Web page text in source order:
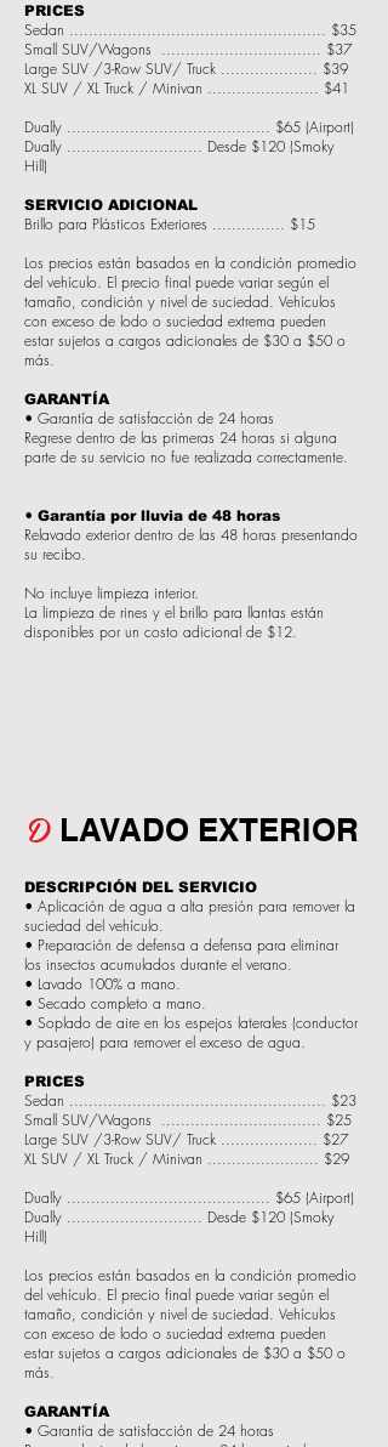
PRICES
Sedan ..................................................... $35
Small SUV/Wagons ................................. $37
Large SUV /3-Row SUV/ Truck .................... $39
XL SUV / XL Truck / Minivan ....................... $41
Dually .......................................... $65 (Airport)
Dually ............................ Desde $120 (Smoky
Hill)
SERVICIO ADICIONAL
Brillo para Plásticos Exteriores ............... $15
Los precios están basados en la condición promedio
del vehículo. El precio final puede variar según el
tamaño, condición y nivel de suciedad. Vehículos
con exceso de lodo o suciedad extrema pueden
estar sujetos a cargos adicionales de $30 a $50 o
más.
GARANTÍA
• Garantía de satisfacción de 24 horas
Regrese dentro de las primeras 24 horas si alguna
parte de su servicio no fue realizada correctamente.
• Garantía por lluvia de 48 horas
Relavado exterior dentro de las 48 horas presentando
su recibo.
No incluye limpieza interior.
La limpieza de rines y el brillo para llantas están
disponibles por un costo adicional de $12.
D LAVADO EXTERIOR
DESCRIPCIÓN DEL SERVICIO
• Aplicación de agua a alta presión para remover la
suciedad del vehículo.
• Preparación de defensa a defensa para eliminar
los insectos acumulados durante el verano.
• Lavado 100% a mano.
• Secado completo a mano.
• Soplado de aire en los espejos laterales (conductor
y pasajero) para remover el exceso de agua.
PRICES
Sedan ..................................................... $23
Small SUV/Wagons ................................. $25
Large SUV /3-Row SUV/ Truck .................... $27
XL SUV / XL Truck / Minivan ....................... $29
Dually .......................................... $65 (Airport)
Dually ............................ Desde $120 (Smoky
Hill)
Los precios están basados en la condición promedio
del vehículo. El precio final puede variar según el
tamaño, condición y nivel de suciedad. Vehículos
con exceso de lodo o suciedad extrema pueden
estar sujetos a cargos adicionales de $30 a $50 o
más.
GARANTÍA
• Garantía de satisfacción de 24 horas